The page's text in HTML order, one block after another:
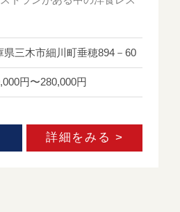
県三木市細川町垂穂894－60
円〜280,000円
詳細をみる >